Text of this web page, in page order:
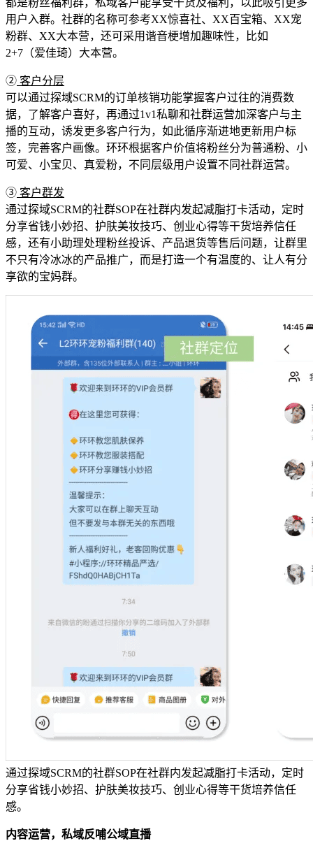
用户入群。社群的名称可参考XX惊喜社、XX百宝箱、XX宠
粉群、XX大本营，还可采用谐音梗增加趣味性，比如
2+7（爱佳琦）大本营。
② 客户分层
可以通过探域SCRM的订单核销功能掌握客户过往的消费数
据，了解客户喜好，再通过1v1私聊和社群运营加深客户与主
播的互动，诱发更多客户行为，如此循序渐进地更新用户标
签，完善客户画像。环环根据客户价值将粉丝分为普通粉、小
可爱、小宝贝、真爱粉，不同层级用户设置不同社群运营。
③ 客户群发
通过探域SCRM的社群SOP在社群内发起减脂打卡活动，定时
分享省钱小妙招、护肤美妆技巧、创业心得等干货培养信任
感，还有小助理处理粉丝投诉、产品退货等售后问题，让群里
不只有冷冰冰的产品推广，而是打造一个有温度的、让人有分
享欲的宝妈群。
通过探域SCRM的社群SOP在社群内发起减脂打卡活动，定时
分享省钱小妙招、护肤美妆技巧、创业心得等干货培养信任
感。
内容运营，私域反哺公域直播